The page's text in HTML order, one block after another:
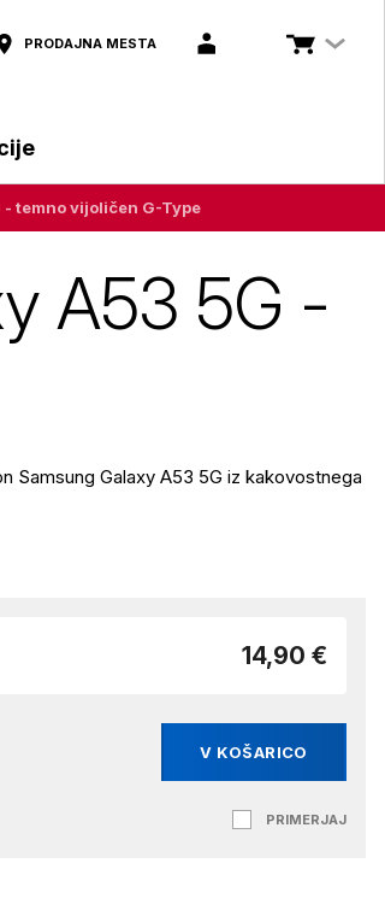
PRODAJNA MESTA
- temno vijoličen G-Type
A53 5G -
Samsung Galaxy A53 5G iz kakovostnega
14,90 €
V KOŠARICO
PRIMERJAJ